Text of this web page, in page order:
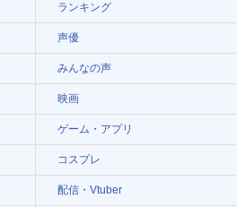
ランキング
声優
みんなの声
映画
ゲーム・アプリ
コスプレ
配信・Vtuber